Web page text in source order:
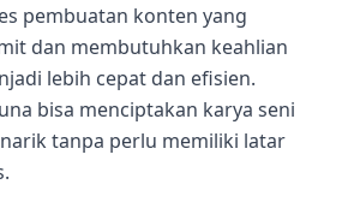
pembuatan konten yang
dan membutuhkan keahlian
lebih cepat dan efisien.
bisa menciptakan karya seni
tanpa perlu memiliki latar